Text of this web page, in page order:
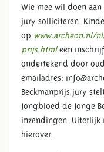
Wie mee wil doen
jury solliciteren.
op www.archeon.nl/
prijs.htmleen
ondertekend door
emailadres:
Beckmanprijs jury
Jongbloed de Jonge
inzendingen. Uiterlijk
hierover.